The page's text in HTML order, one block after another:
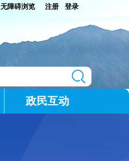
无障碍浏览 注册 登录
政民互动